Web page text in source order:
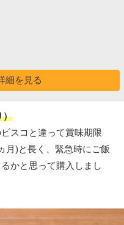
細を見る
）
スコと違って賞味期限
月)と長く、緊急時にご飯
かと思って購入しまし